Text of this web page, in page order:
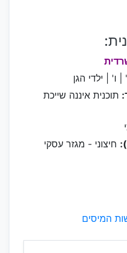
| ילדי הגן
תוכנית איננה שייכת
חיצוני - מגזר עסקי
המיסים